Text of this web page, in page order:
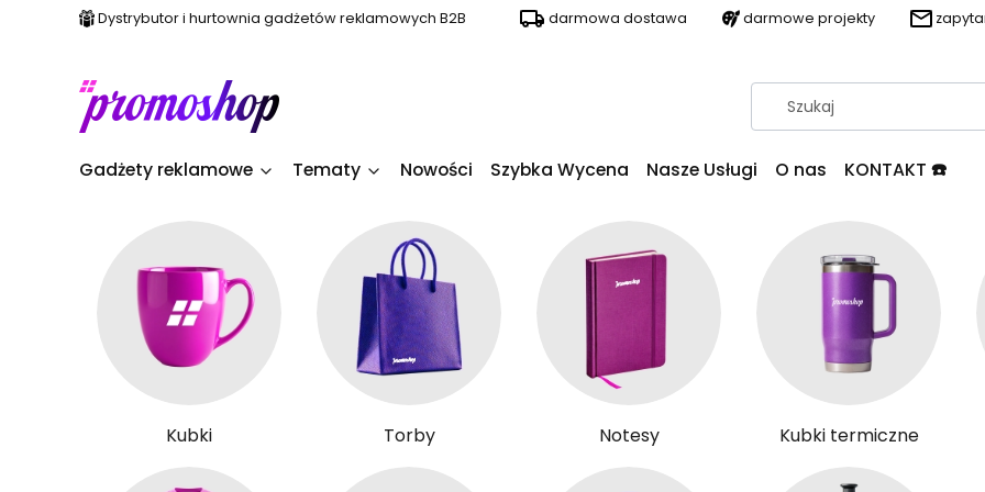
Dystrybutor i hurtownia gadżetów reklamowych B2B darmowa dostawa darmowe projekty
Gadżety reklamowe Tematy Nowości Szybka Wycena Nasze Usługi O nas KONTAKT ☎️
Kubki Torby Notesy Kubki termiczne